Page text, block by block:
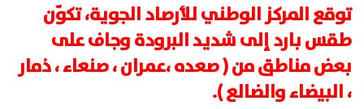
توقع المركز الوطني للأرصاد الجوية، تكوّن
طقس بارد إلى شديد البرودة وجاف على
بعض مناطق من ( صعده ،عمران ، صنعاء ، ذمار
، البيضاء والضالع ).